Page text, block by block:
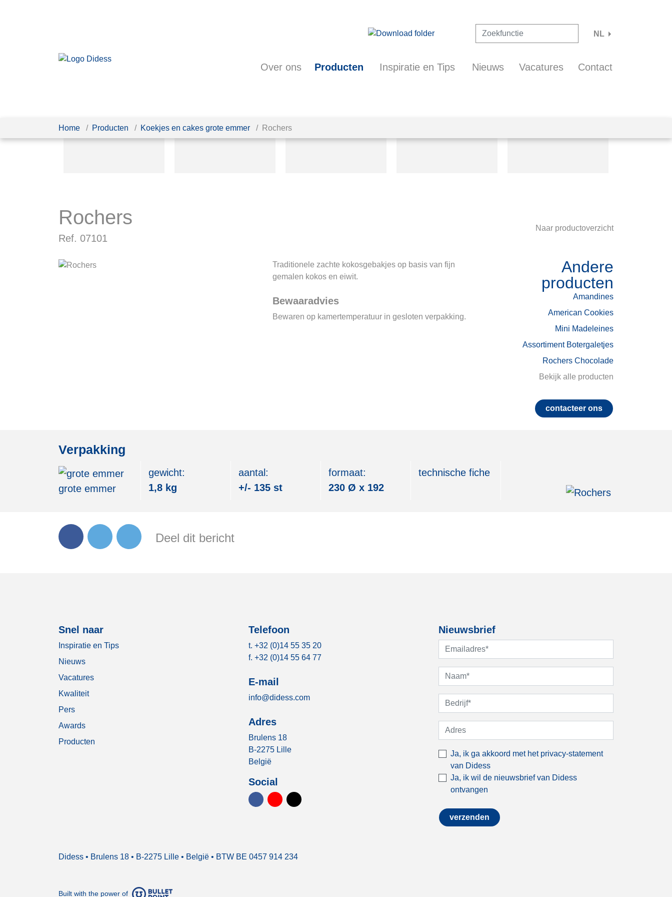
NL
Over ons Producten Inspiratie en Tips Nieuws Vacatures Contact
Home Producten Koekjes en cakes grote emmer Rochers
Rochers
Ref. 07101
Naar productoverzicht
Traditionele zachte kokosgebakjes op basis van fijn
gemalen kokos en eiwit.
Bewaaradvies
Bewaren op kamertemperatuur in gesloten verpakking.
Andere
producten
Amandines
American Cookies
Mini Madeleines
Assortiment Botergaletjes
Rochers Chocolade
Bekijk alle producten
contacteer ons
Verpakking
grote emmer
gewicht:
1,8 kg
aantal:
+/- 135 st
formaat:
230 Ø x 192
technische fiche
Deel dit bericht
Snel naar
Inspiratie en Tips
Nieuws
Vacatures
Kwaliteit
Pers
Awards
Producten
Telefoon
t. +32 (0)14 55 35 20
f. +32 (0)14 55 64 77
E-mail
info@didess.com
Adres
Brulens 18
B-2275 Lille
België
Social
Nieuwsbrief
Ja, ik ga akkoord met het privacy-statement
van Didess
Ja, ik wil de nieuwsbrief van Didess
ontvangen
verzenden
Didess • Brulens 18 • B-2275 Lille • België • BTW BE 0457 914 234
Built with the power of